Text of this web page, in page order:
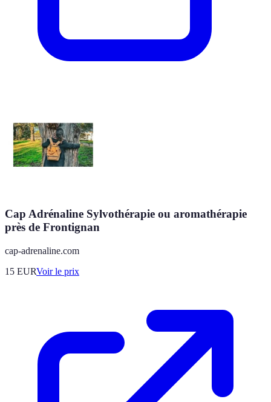
Cap Adrénaline Sylvothérapie ou aromathérapie
près de Frontignan
cap-adrenaline.com
15 EURVoir le prix